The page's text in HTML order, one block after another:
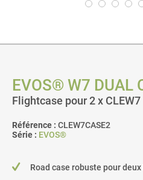
EVOS® W7 DUAL
Flightcase pour 2 x CLEW7
Référence : CLEW7CASE2
Série : EVOS®
Road case robuste pour deux